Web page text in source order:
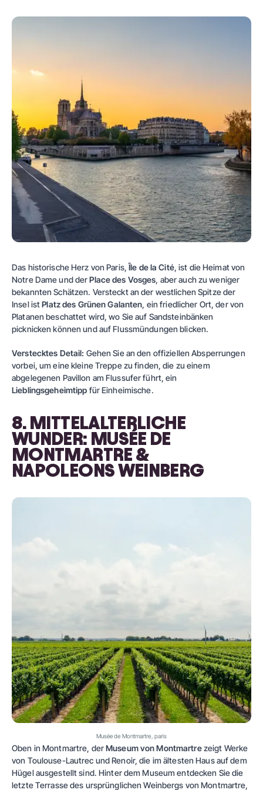
Das historische Herz von Paris,Île de la Cité, ist die Heimat von
Notre Dame und derPlace des Vosges, aber auch zu weniger
bekannten Schätzen. Versteckt an der westlichen Spitze der
Insel istPlatz des Grünen Galanten, ein friedlicher Ort, der von
Platanen beschattet wird, wo Sie auf Sandsteinbänken
picknicken können und auf Flussmündungen blicken.
Verstecktes Detail: Gehen Sie an den offiziellen Absperrungen
vorbei, um eine kleine Treppe zu finden, die zu einem
abgelegenen Pavillon am Flussufer führt, ein
Lieblingsgeheimtipp für Einheimische.
8. MITTELALTERLICHE
WUNDER: MUSÉE DE
MONTMARTRE &
NAPOLEONS WEINBERG
Musée de Montmartre, paris
Oben in Montmartre, derMuseum von Montmartrezeigt Werke
von Toulouse-Lautrec und Renoir, die im ältesten Haus auf dem
Hügel ausgestellt sind. Hinter dem Museum entdecken Sie die
letzte Terrasse des ursprünglichen Weinbergs von Montmartre,